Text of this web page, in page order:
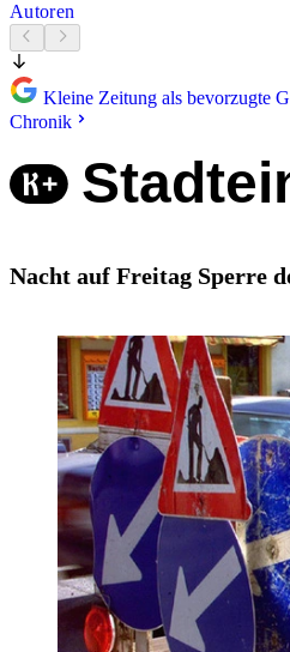
Autoren
Kleine Zeitung als bevorzugte
Chronik
Nacht auf Freitag Sperre